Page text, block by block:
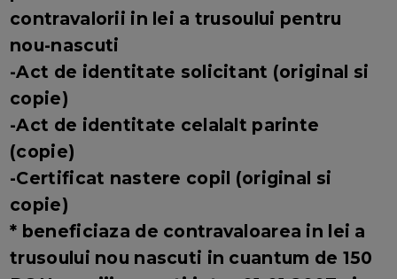
contravalorii in lei a trusoului pentru
nou-nascuti
-Act de identitate solicitant (original si
copie)
-Act de identitate celalalt parinte
(copie)
-Certificat nastere copil (original si
copie)
* beneficiaza de contravaloarea in lei a
trusoului nou nascuti in cuantum de 150